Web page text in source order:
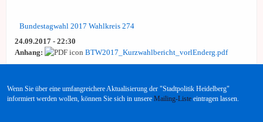
Bundestagwahl 2017 Wahlkreis 274
24.09.2017 - 22:30
Anhang:
BTW2017_Kurzwahlbericht_vorlEnderg.pdf
Wenn Sie über eine umfangreichere Aktualisierung der "Stadtpolitik Heidelberg"
informiert werden wollen, können Sie sich in unsere Mailing-Liste eintragen lassen.